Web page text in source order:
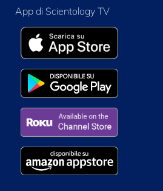
App di Scientology TV